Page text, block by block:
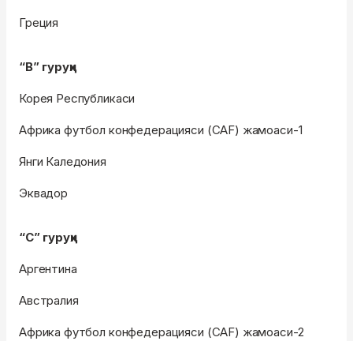
Греция
“B” гуруҳи
Корея Республикаси
Африка футбол конфедерацияси (CAF) жамоаси-1
Янги Каледония
Эквадор
“C” гуруҳи
Аргентина
Австралия
Африка футбол конфедерацияси (CAF) жамоаси-2